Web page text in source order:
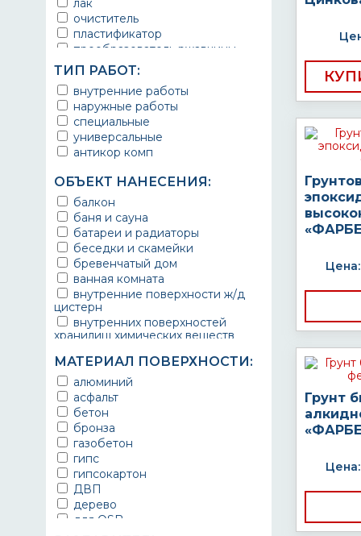
лак
очиститель
пластификатор
преобразователь ржавчины
эмаль
Краска
Покрытие
грунт эмаль
защитное покрытие
ТИП РАБОТ:
внутренние работы
наружные работы
специальные
универсальные
антикор комп
ОБЪЕКТ НАНЕСЕНИЯ:
балкон
баня и сауна
батареи и радиаторы
беседки и скамейки
бревенчатый дом
ванная комната
внутренние поверхности ж/д
цистерн
внутренних поверхностей
хранилищ химических веществ
ворота
выхлопные системы
автомобилей
газопроводы
гараж
гидротехнические сооружения
городской транспорт
грузовые вагоны
двери металлические
детали двигателей
детали машин
МАТЕРИАЛ ПОВЕРХНОСТИ:
алюминий
асфальт
бетон
бронза
газобетон
гипс
гипсокартон
ДВП
дерево
для OSB
Цена:
Грунт
Цена: